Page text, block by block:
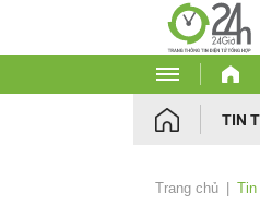
TIN
Trang chủ